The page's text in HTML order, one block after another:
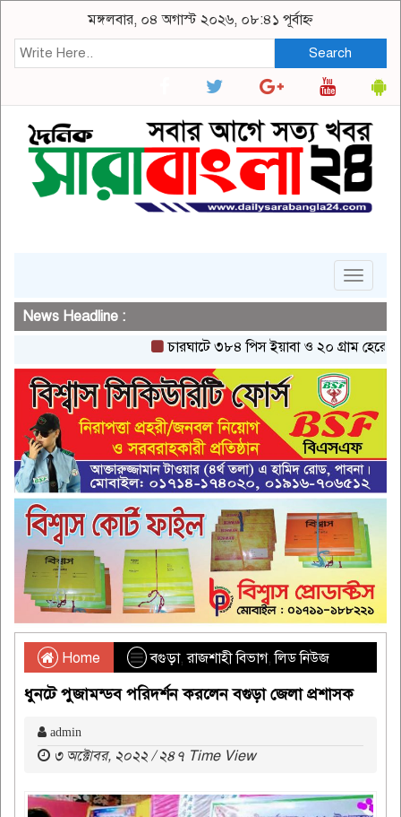
মঙ্গলবার, ০৪ অগাস্ট ২০২৬, ০৮:৪১ পূর্বাহ্ন
Search
Toggle
News Headline :
চারঘাটে ৩৮৪ পিস ইয়াবা ও ২০ গ্রাম হেরোইনসহ
Home বগুড়া,রাজশাহী বিভাগ,লিড নিউজ
ধুনটে পুজামন্ডব পরিদর্শন করলেন বগুড়া জেলা প্রশাসক
admin
৩ অক্টোবর, ২০২২ / ২৪৭ Time View